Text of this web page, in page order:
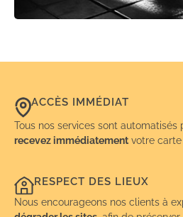
ACCÈS IMMÉDIAT
Tous nos services sont automatisés
recevez immédiatement votre
RESPECT DES LIEUX
Nous encourageons nos clients à